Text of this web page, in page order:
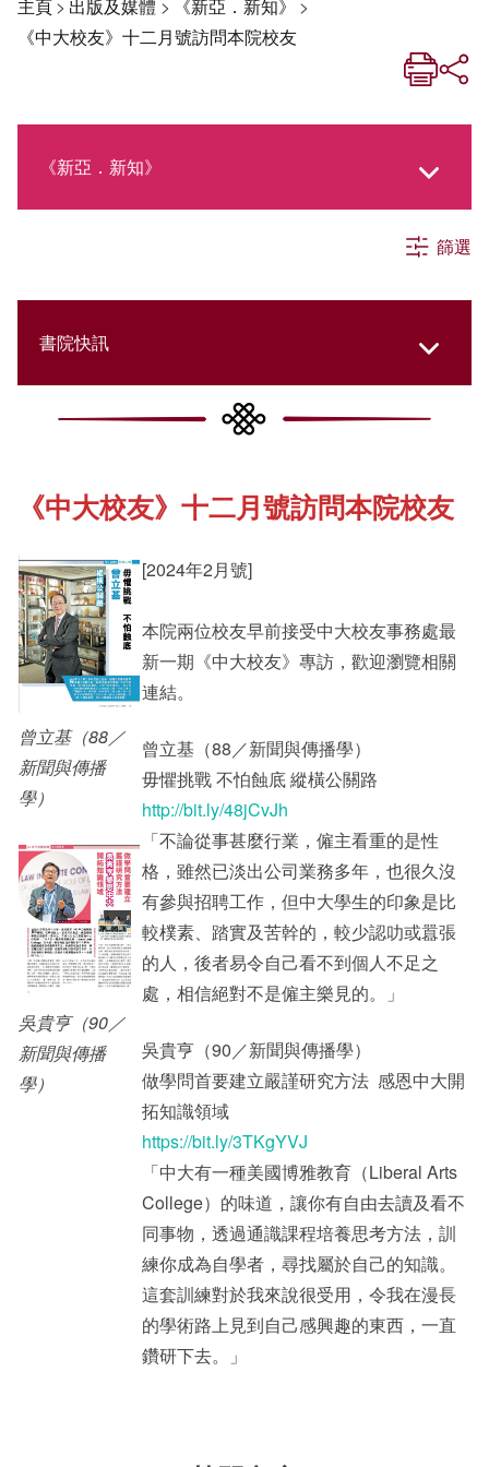
主頁> 出版及媒體 > 《新亞．新知》 >
《中大校友》十二月號訪問本院校友
《新亞．新知》
社交媒體專欄
《新亞簡訊》
《新亞書院概覽》
其他書院出版
新亞影集
影片庫
篩選
書院快訊
Cultural Topics
Student Development
Staff Engagement
Alumni Connections
《中大校友》十二月號訪問本院校友
曾立基（88／
新聞與傳播
學）
吳貴亨（90／
新聞與傳播
學）
[2024年2月號]
本院兩位校友早前接受中大校友事務處最
新一期《中大校友》專訪，歡迎瀏覽相關
連結。
曾立基（88／新聞與傳播學）
毋懼挑戰 不怕蝕底 縱橫公關路
http://bit.ly/48jCvJh
「不論從事甚麼行業，僱主看重的是性
格，雖然已淡出公司業務多年，也很久沒
有參與招聘工作，但中大學生的印象是比
較樸素、踏實及苦幹的，較少認叻或囂張
的人，後者易令自己看不到個人不足之
處，相信絕對不是僱主樂見的。」
吳貴亨（90／新聞與傳播學）
做學問首要建立嚴謹研究方法 感恩中大開
拓知識領域
https://bit.ly/3TKgYVJ
「中大有一種美國博雅教育（Liberal Arts
College）的味道，讓你有自由去讀及看不
同事物，透過通識課程培養思考方法，訓
練你成為自學者，尋找屬於自己的知識。
這套訓練對於我來說很受用，令我在漫長
的學術路上見到自己感興趣的東西，一直
鑽研下去。」